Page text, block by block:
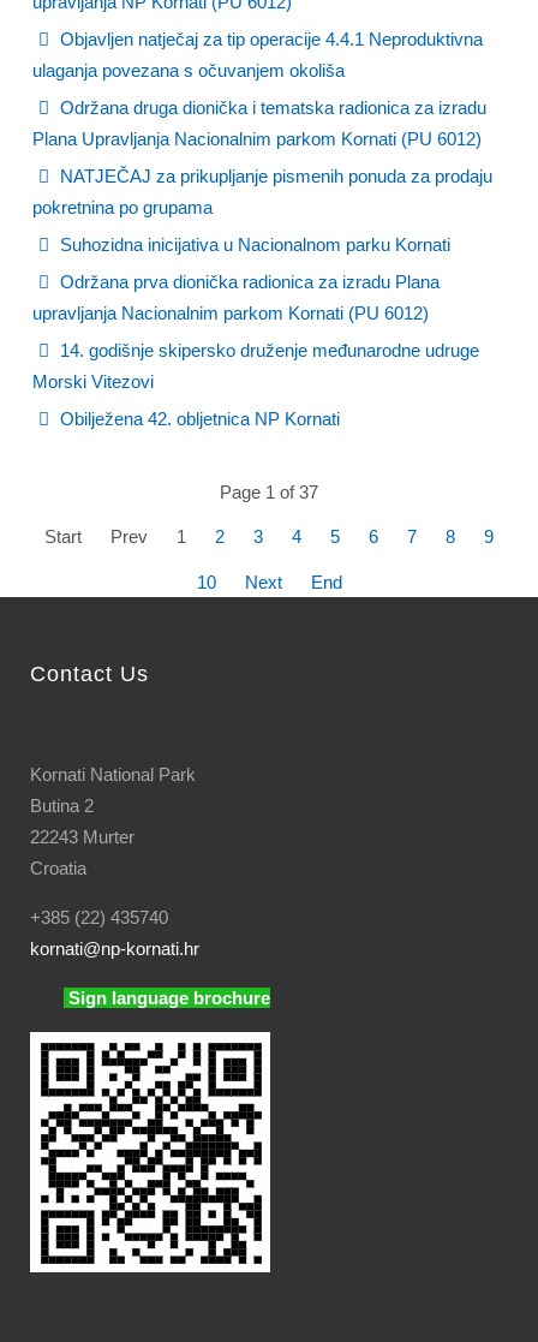
Objavljen natječaj za tip operacije 4.4.1 Neproduktivna
ulaganja povezana s očuvanjem okoliša
Održana druga dionička i tematska radionica za izradu
Plana Upravljanja Nacionalnim parkom Kornati (PU 6012)
NATJEČAJ za prikupljanje pismenih ponuda za prodaju
pokretnina po grupama
Suhozidna inicijativa u Nacionalnom parku Kornati
Održana prva dionička radionica za izradu Plana
upravljanja Nacionalnim parkom Kornati (PU 6012)
14. godišnje skipersko druženje međunarodne udruge
Morski Vitezovi
Obilježena 42. obljetnica NP Kornati
Page 1 of 37
Start Prev 1 2 3 4 5 6 7 8 9
10 Next End
Contact Us
Kornati National Park
Butina 2
22243 Murter
Croatia
+385 (22) 435740
kornati@np-kornati.hr
Sign language brochure